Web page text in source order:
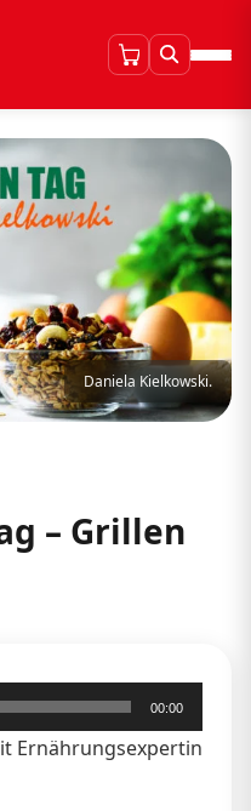
Daniela Kielkowski.
– Grillen
00:00
Ernährungsexpertin